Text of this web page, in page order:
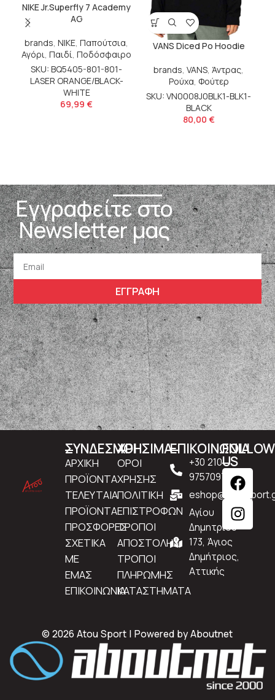
NIKE Jr.Superfly 7 Academy
AG
brands, NIKE, Παπούτσια,
Αγόρι, Παιδί, Ποδόσφαιρο
SKU: BQ5405-801-801-
LASER ORANGE/BLACK-
WHITE
69,99 €
VANS Diced Po Hoodie
brands, VANS, Άντρας,
Ρούχα, Φούτερ
SKU: VN0008J0BLK1-BLK1-
BLACK
80,00 €
Εγγραφείτε στο
Newsletter μας
ΕΓΓΡΑΦΗ
ΣΥΝΔΕΣΜΟΙ
ΑΡΧΙΚΗ
ΠΡΟΪΟΝΤΑ
ΤΕΛΕΥΤΑΙΑ
ΠΡΟΪΟΝΤΑ
ΠΡΟΣΦΟΡΕΣ
ΣΧΕΤΙΚΑ
ΜΕ
ΕΜΑΣ
ΕΠΙΚΟΙΝΩΝΙΑ
ΧΡΗΣΙΜΑ
ΟΡΟΙ
ΧΡΗΣΗΣ
ΠΟΛΙΤΙΚΗ
ΕΠΙΣΤΡΟΦΩΝ
ΤΡΟΠΟΙ
ΑΠΟΣΤΟΛΗΣ
ΤΡΟΠΟΙ
ΠΛΗΡΩΜΗΣ
ΚΑΤΑΣΤΗΜΑΤΑ
ΕΠΙΚΟΙΝΩΝΙΑ
+30 210
9757097
Αγίου
Δημητρίου
173, Άγιος
Δημήτριος,
Αττικής
FOLLOW
US
© 2026 Atou Sport | Powered byAboutnet